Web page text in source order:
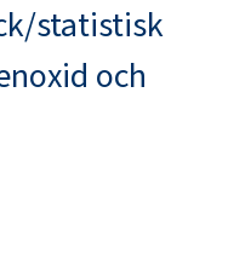
statistisk
och